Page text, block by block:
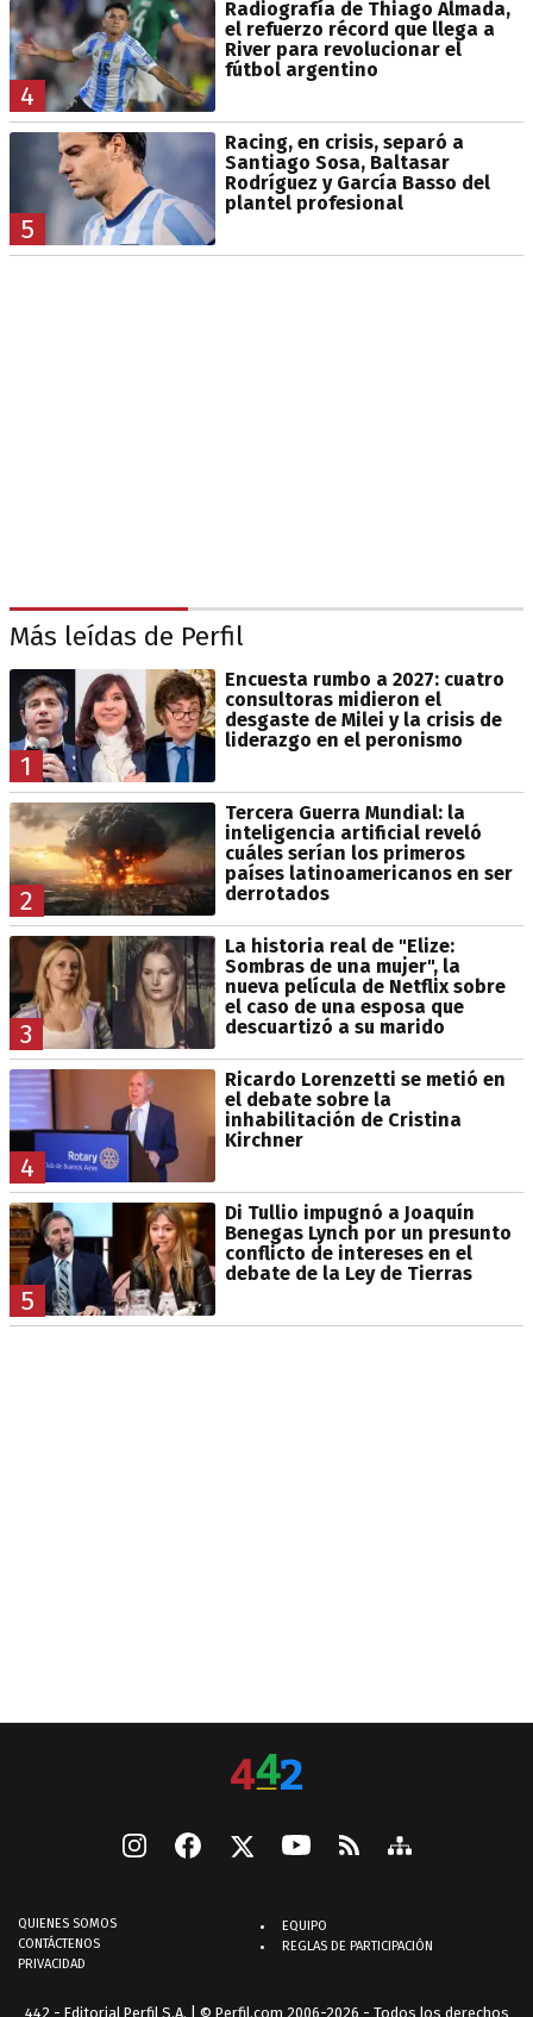
4
Radiografía de Thiago Almada,
el refuerzo récord que llega a
River para revolucionar el
fútbol argentino
5
Racing, en crisis, separó a
Santiago Sosa, Baltasar
Rodríguez y García Basso del
plantel profesional
Más leídas de Perfil
1
Encuesta rumbo a 2027: cuatro
consultoras midieron el
desgaste de Milei y la crisis de
liderazgo en el peronismo
2
Tercera Guerra Mundial: la
inteligencia artificial reveló
cuáles serían los primeros
países latinoamericanos en ser
derrotados
3
La historia real de "Elize:
Sombras de una mujer", la
nueva película de Netflix sobre
el caso de una esposa que
descuartizó a su marido
4
Ricardo Lorenzetti se metió en
el debate sobre la
inhabilitación de Cristina
Kirchner
5
Di Tullio impugnó a Joaquín
Benegas Lynch por un presunto
conflicto de intereses en el
debate de la Ley de Tierras
QUIENES SOMOS
CONTÁCTENOS
PRIVACIDAD
EQUIPO
REGLAS DE PARTICIPACIÓN
442 - Editorial Perfil S.A. | © Perfil.com 2006-2026 - Todos los derechos